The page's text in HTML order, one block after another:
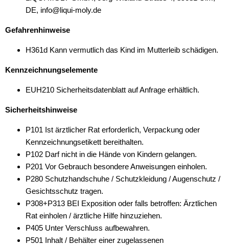
DE, info@liqui-moly.de
Gefahrenhinweise
H361d Kann vermutlich das Kind im Mutterleib schädigen.
Kennzeichnungselemente
EUH210 Sicherheitsdatenblatt auf Anfrage erhältlich.
Sicherheitshinweise
P101 Ist ärztlicher Rat erforderlich, Verpackung oder
Kennzeichnungsetikett bereithalten.
P102 Darf nicht in die Hände von Kindern gelangen.
P201 Vor Gebrauch besondere Anweisungen einholen.
P280 Schutzhandschuhe / Schutzkleidung / Augenschutz /
Gesichtsschutz tragen.
P308+P313 BEI Exposition oder falls betroffen: Ärztlichen
Rat einholen / ärztliche Hilfe hinzuziehen.
P405 Unter Verschluss aufbewahren.
P501 Inhalt / Behälter einer zugelassenen